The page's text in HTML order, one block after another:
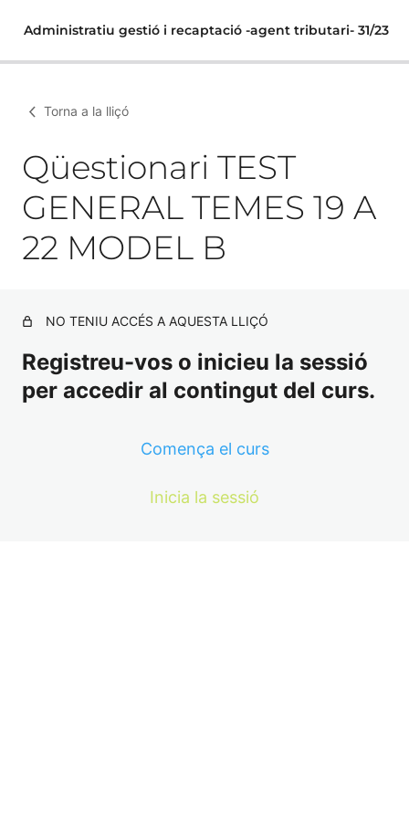
Administratiu gestió i recaptació -agent tributari- 31/23
Torna a la lliçó
Qüestionari TEST
GENERAL TEMES 19 A
22 MODEL B
NO TENIU ACCÉS A AQUESTA LLIÇÓ
Registreu-vos o inicieu la sessió
per accedir al contingut del curs.
Comença el curs
Inicia la sessió